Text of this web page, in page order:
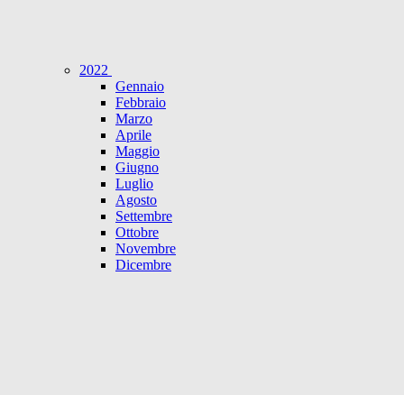
2022
Gennaio
Febbraio
Marzo
Aprile
Maggio
Giugno
Luglio
Agosto
Settembre
Ottobre
Novembre
Dicembre